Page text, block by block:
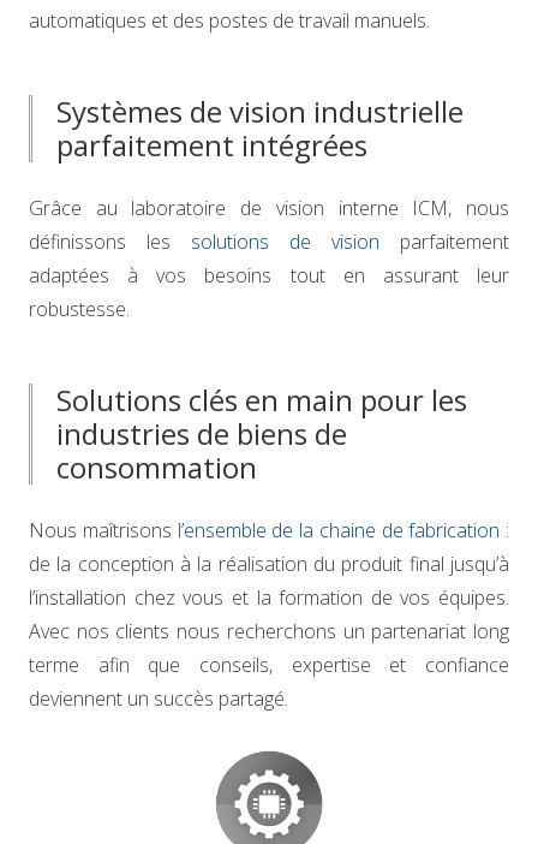
automatiques et des postes de travail manuels.
Systèmes de vision industrielle
parfaitement intégrées
Grâce au laboratoire de vision interne ICM, nous
définissons les solutions de vision parfaitement
adaptées à vos besoins tout en assurant leur
robustesse.
Solutions clés en main pour les
industries de biens de
consommation
Nous maîtrisons l’ensemble de la chaine de fabrication :
de la conception à la réalisation du produit final jusqu’à
l’installation chez vous et la formation de vos équipes.
Avec nos clients nous recherchons un partenariat long
terme afin que conseils, expertise et confiance
deviennent un succès partagé.